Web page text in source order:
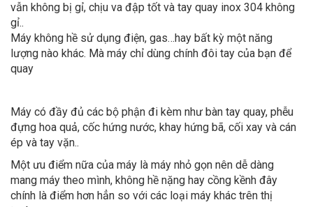
vẫn không bị gỉ, chịu va đập tốt và tay quay inox 304 không
gỉ..
Máy không hề sử dụng điện, gas…hay bất kỳ một năng
lượng nào khác. Mà máy chỉ dùng chính đôi tay của bạn để
quay
Máy có đầy đủ các bộ phận đi kèm như bàn tay quay, phễu
đựng hoa quả, cốc hứng nước, khay hứng bã, cối xay và cán
ép và tay vặn..
Một ưu điểm nữa của máy là máy nhỏ gọn nên dễ dàng
mang máy theo mình, không hề nặng hay cồng kềnh đây
chính là điểm hơn hẳn so với các loại máy khác trên thị